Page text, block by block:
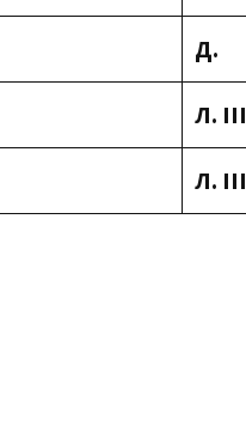
Д.
Л. III
Л. III